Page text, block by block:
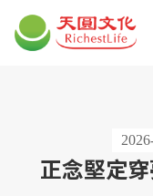
正念堅定